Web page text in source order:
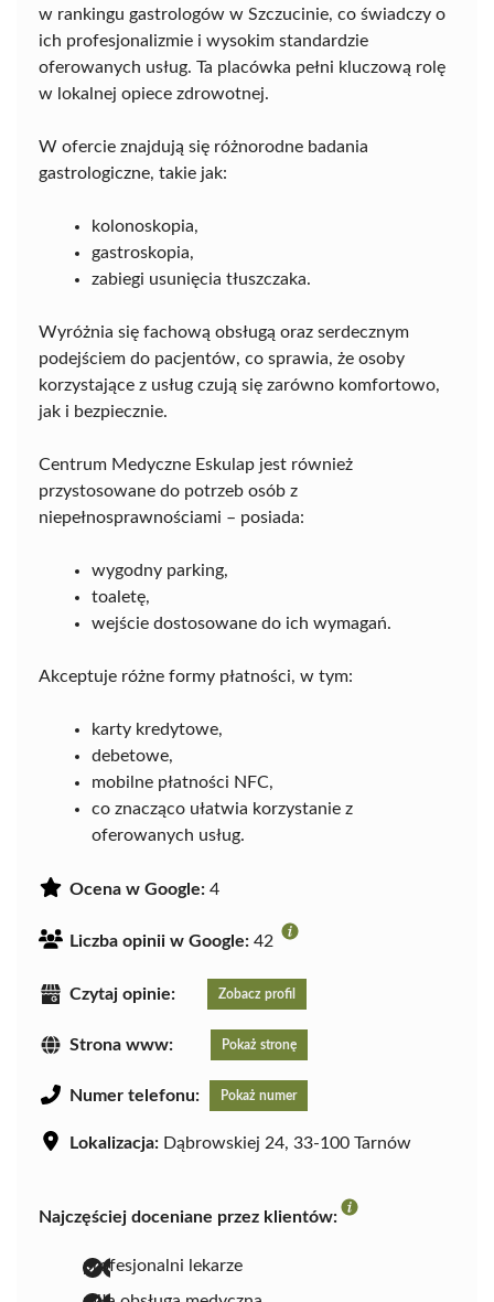
w rankingu gastrologów w Szczucinie, co świadczy o
ich profesjonalizmie i wysokim standardzie
oferowanych usług. Ta placówka pełni kluczową rolę
w lokalnej opiece zdrowotnej.
W ofercie znajdują się różnorodne badania
gastrologiczne, takie jak:
kolonoskopia,
gastroskopia,
zabiegi usunięcia tłuszczaka.
Wyróżnia się fachową obsługą oraz serdecznym
podejściem do pacjentów, co sprawia, że osoby
korzystające z usług czują się zarówno komfortowo,
jak i bezpiecznie.
Centrum Medyczne Eskulap jest również
przystosowane do potrzeb osób z
niepełnosprawnościami – posiada:
wygodny parking,
toaletę,
wejście dostosowane do ich wymagań.
Akceptuje różne formy płatności, w tym:
karty kredytowe,
debetowe,
mobilne płatności NFC,
co znacząco ułatwia korzystanie z
oferowanych usług.
Ocena w Google: 4
Liczba opinii w Google: 42
Czytaj opinie: Zobacz profil
Strona www: Pokaż stronę
Numer telefonu: Pokaż numer
Lokalizacja: Dąbrowskiej 24, 33-100 Tarnów
Najczęściej doceniane przez klientów:
profesjonalni lekarze